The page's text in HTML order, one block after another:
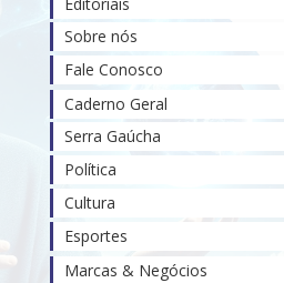
Editoriais
Sobre nós
Fale Conosco
Caderno Geral
Serra Gaúcha
Política
Cultura
Esportes
Marcas & Negócios